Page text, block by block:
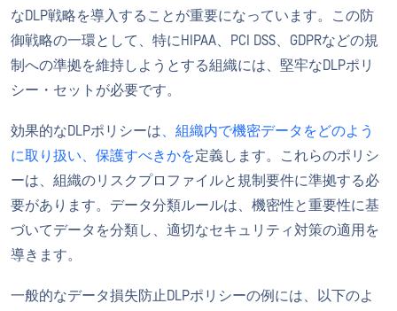
なDLP戦略を導入することが重要になっています。この防
御戦略の一環として、特にHIPAA、PCI DSS、GDPRなどの規
制への準拠を維持しようとする組織には、堅牢なDLPポリ
シー・セットが必要です。
効果的なDLPポリシーは、組織内で機密データをどのよう
に取り扱い、保護すべきかを定義します。これらのポリシ
ーは、組織のリスクプロファイルと規制要件に準拠する必
要があります。データ分類ルールは、機密性と重要性に基
づいてデータを分類し、適切なセキュリティ対策の適用を
導きます。
一般的なデータ損失防止DLPポリシーの例には、以下のよ